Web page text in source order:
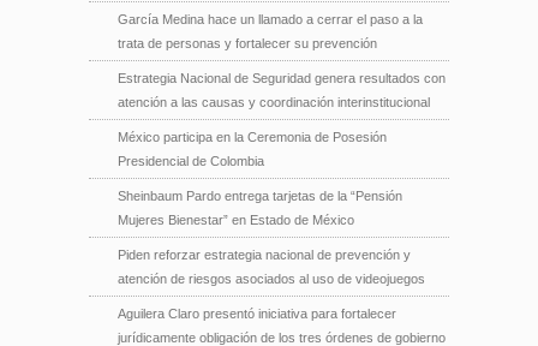
García Medina hace un llamado a cerrar el paso a la
trata de personas y fortalecer su prevención
Estrategia Nacional de Seguridad genera resultados con
atención a las causas y coordinación interinstitucional
México participa en la Ceremonia de Posesión
Presidencial de Colombia
Sheinbaum Pardo entrega tarjetas de la “Pensión
Mujeres Bienestar” en Estado de México
Piden reforzar estrategia nacional de prevención y
atención de riesgos asociados al uso de videojuegos
Aguilera Claro presentó iniciativa para fortalecer
jurídicamente obligación de los tres órdenes de gobierno